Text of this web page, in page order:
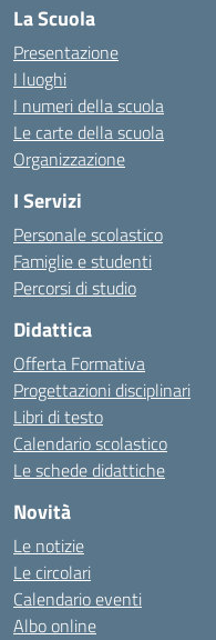
La Scuola
Presentazione
I luoghi
I numeri della scuola
Le carte della scuola
Organizzazione
I Servizi
Personale scolastico
Famiglie e studenti
Percorsi di studio
Didattica
Offerta Formativa
Progettazioni disciplinari
Libri di testo
Calendario scolastico
Le schede didattiche
Novità
Le notizie
Le circolari
Calendario eventi
Albo online